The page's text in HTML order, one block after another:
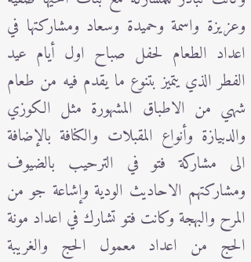
وعزيزة واسمة وحميدة وسعاد ومشاركتها في
اعداد الطعام لحفل صباح اول أيام عيد
الفطر الذي يتميز بتنوع ما يقدم فيه من طعام
شهي من الاطباق المشهورة مثل الكوزي
والدبيازة وأنواع المقبلات والكنافة بالإضافة
الى مشاركة فتو في الترحيب بالضيوف
ومشاركتهم الاحاديث الودية وإشاعة جو من
المرح والبهجة وكانت فتو تشارك في اعداد مونة
الحج من اعداد معمول الحج والغريبة